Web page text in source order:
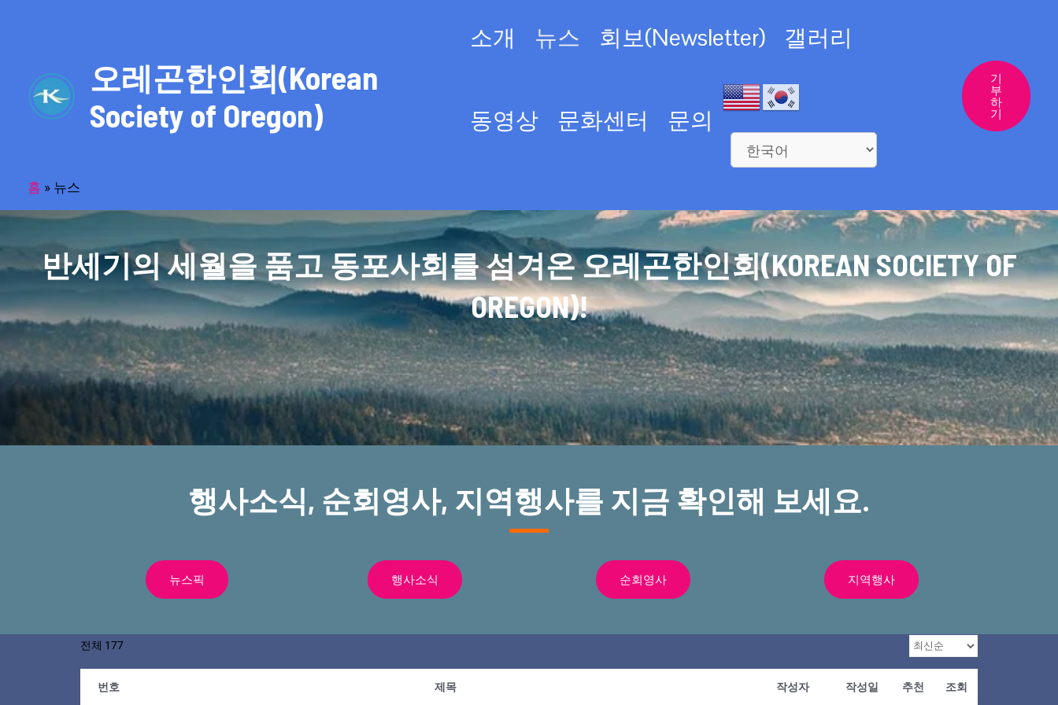
오레곤한인회(Korean
Society of Oregon)
소개 뉴스 회보(Newsletter) 갤러리
동영상 문화센터 문의
기
부
하
기
홈 » 뉴스
반세기의 세월을 품고 동포사회를 섬겨온 오레곤한인회(KOREAN SOCIETY OF
OREGON)!
행사소식, 순회영사, 지역행사를 지금 확인해 보세요.
뉴스픽 행사소식 순회영사 지역행사
전체 177
번호 제목 작성자 작성일 추천 조회